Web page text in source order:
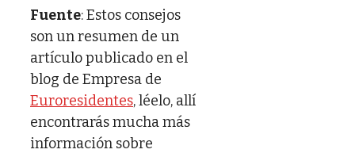
Fuente: Estos consejos
son un resumen de un
artículo publicado en el
blog de Empresa de
Euroresidentes, léelo, allí
encontrarás mucha más
información sobre